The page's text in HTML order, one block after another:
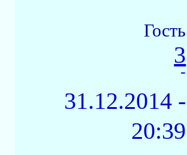
Гость
3
-
31.12.2014 -
20:39